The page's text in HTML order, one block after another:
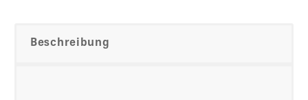
Beschreibung